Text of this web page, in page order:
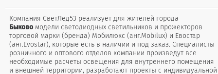
Компания СветЛед53 реализует для жителей города
Быковомодели светодиодных светильников и прожекторов
торговой марки (бренда) Мобилюкс (анг.Mobilux) и Евостар
(анг.Evostar), которые есть в наличии и под заказ. Специалисты
розничного и оптового отделов компании произведут все
необходимые расчеты освещения для внутреннего помещения
и внешней территории, разработают проекты с индивидуальной